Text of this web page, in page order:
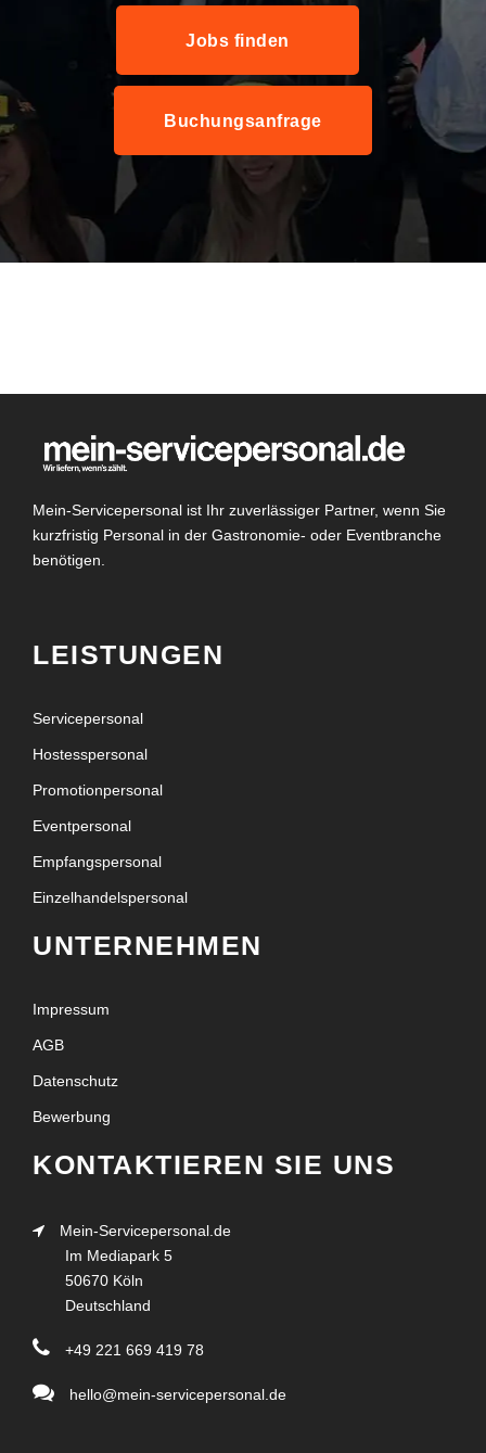
Jobs finden
Buchungsanfrage
Mein-Servicepersonal ist Ihr zuverlässiger Partner, wenn Sie
kurzfristig Personal in der Gastronomie- oder Eventbranche
benötigen.
LEISTUNGEN
Servicepersonal
Hostesspersonal
Promotionpersonal
Eventpersonal
Empfangspersonal
Einzelhandelspersonal
UNTERNEHMEN
Impressum
AGB
Datenschutz
Bewerbung
KONTAKTIEREN SIE UNS
Mein-Servicepersonal.de
Im Mediapark 5
50670 Köln
Deutschland
+49 221 669 419 78
hello@mein-servicepersonal.de